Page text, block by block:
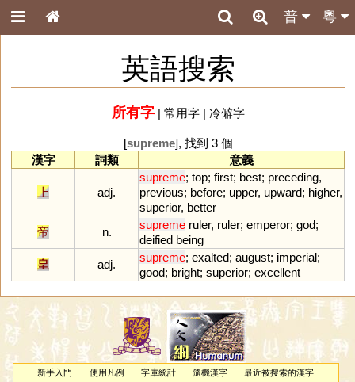
粵
普
英語搜索
所有字| 常用字| 冷僻字
[supreme], 找到 3 個
漢字
詞類 意義
上 adj.
supreme; top; first; best; preceding,
previous; before; upper, upward; higher,
superior, better
帝
n.
supreme ruler, ruler; emperor; god;
deified being
皇
adj.
supreme; exalted; august; imperial;
good; bright; superior; excellent
新手入門 使用凡例 字庫統計 隨機漢字
最近被搜索的漢字